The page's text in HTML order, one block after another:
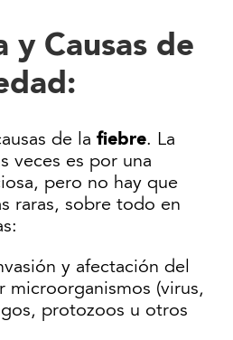
y Causas de
:
de la fiebre. La
veces es por una
pero no hay que
raras, sobre todo en
y afectación del
microorganismos (virus,
protozoos u otros